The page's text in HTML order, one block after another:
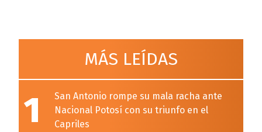
MÁS LEÍDAS
1
San Antonio rompe su mala racha ante
Nacional Potosí con su triunfo en el
Capriles